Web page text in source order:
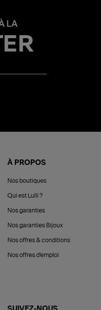
LA
À PROPOS
Nos boutiques
Qui est Lulli ?
Nos garanties
Nos garanties Bijoux
Nos offres & conditions
Nos offres d'emploi